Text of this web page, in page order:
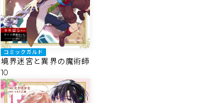
リキューレ
コミックパルフェ
コミックガルド
境界迷宮と異界の魔術師
10